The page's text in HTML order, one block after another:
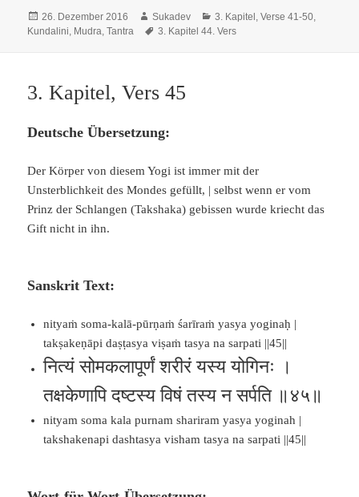
Veröffentlicht
am
26. Dezember 2016 Autor
Sukadev Kategorien
3. Kapitel, Verse 41-50,
Kundalini, Mudra, Tantra
Schlagwörter
3. Kapitel 44. Vers
3. Kapitel, Vers 45
Deutsche Übersetzung:
Der Körper von diesem Yogi ist immer mit der
Unsterblichkeit des Mondes gefüllt, | selbst wenn er vom
Prinz der Schlangen (Takshaka) gebissen wurde kriecht das
Gift nicht in ihn.
Sanskrit Text:
nityaṁ soma-kalā-pūrṇaṁ śarīraṁ yasya yoginaḥ |
takṣakeṇāpi daṣṭasya viṣaṁ tasya na sarpati ||45||
नित्यं सोमकलापूर्णं शरीरं यस्य योगिनः ।
तक्षकेणापि दष्टस्य विषं तस्य न सर्पति ॥४५॥
nityam soma kala purnam shariram yasya yoginah |
takshakenapi dashtasya visham tasya na sarpati ||45||